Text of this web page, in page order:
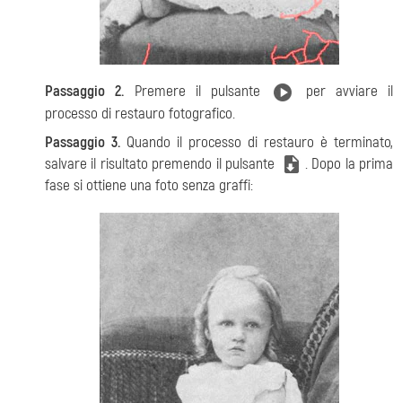
Passaggio 2. Premere il pulsante
per avviare il
processo di restauro fotografico.
Passaggio 3. Quando il processo di restauro è terminato,
salvare il risultato premendo il pulsante
. Dopo la prima
fase si ottiene una foto senza graffi: